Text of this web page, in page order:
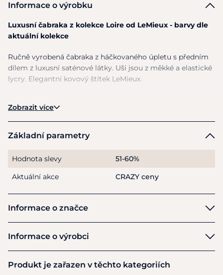
Informace o výrobku
Luxusní čabraka z kolekce Loire od LeMieux - barvy dle
aktuální kolekce
Ručně vyrobená čabraka z háčkovaného úpletu s předním
dílem z luxusní saténové látky. Uši jsou z měkké a elastické
lycry. Elegantní kovový štítek LeMieux.
hmyzem, aleijedinečný vzhled.
Elegantnostasofistikovanostspropracovanými detaily bez
okázalosti.
Pokyny péči:
stupňů). Doporučujeme prát
obalu. Suštena
vzduchu mimo dosah jakéhokoli zdroje
Zobrazit více
Základní parametry
Hodnota slevy
51-60%
Aktuální akce
CRAZY ceny
Informace o značce
LeMieux
Informace o výrobci
Horse Health Wessex Ltd
Produkt je zařazen v těchto kategoriích